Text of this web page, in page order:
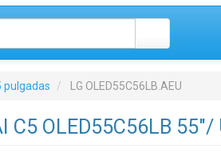
pulgadas LG OLED55C56LB.AEU
C5 OLED55C56LB